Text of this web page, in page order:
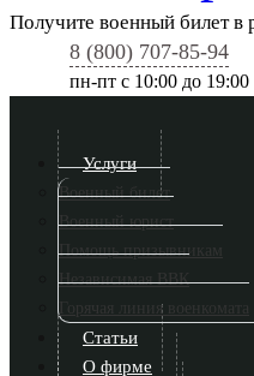
Получите военный билет в
8 (800) 707-85-94
пн-пт c 10:00 до 19:00
Услуги
Военный билет
Военный юрист
Помощь призывникам
Независимая ВВК
Горячая линия военкомата
Статьи
О фирме